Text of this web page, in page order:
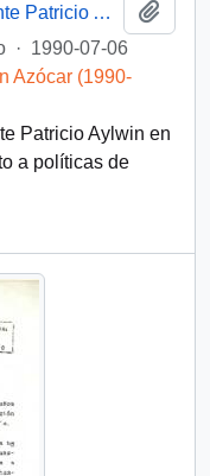
[Minuta para discurso del Presidente Patricio Aylwin en la Universidad de Chile]
· 1990-07-06
Azócar (1990-
Patricio Aylwin en
a políticas de